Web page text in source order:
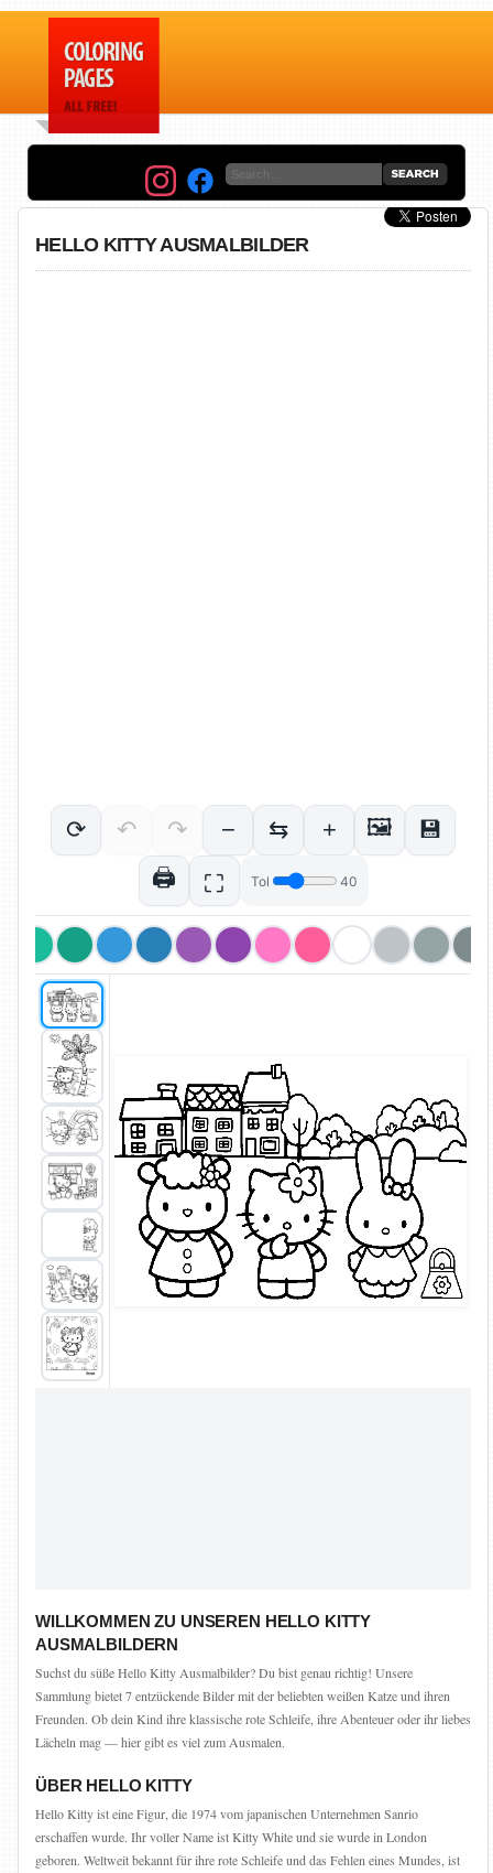
HELLO KITTY AUSMALBILDER
WILLKOMMEN ZU UNSEREN HELLO KITTY
AUSMALBILDERN
Suchst du süße Hello Kitty Ausmalbilder? Du bist genau richtig! Unsere
Sammlung bietet 7 entzückende Bilder mit der beliebten weißen Katze und ihren
Freunden. Ob dein Kind ihre klassische rote Schleife, ihre Abenteuer oder ihr liebes
Lächeln mag — hier gibt es viel zum Ausmalen.
ÜBER HELLO KITTY
Hello Kitty ist eine Figur, die 1974 vom japanischen Unternehmen Sanrio
erschaffen wurde. Ihr voller Name ist Kitty White und sie wurde in London
geboren. Weltweit bekannt für ihre rote Schleife und das Fehlen eines Mundes, ist